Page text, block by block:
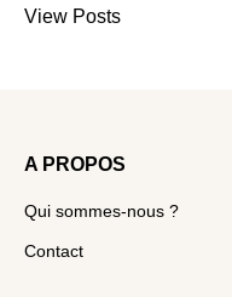
View Posts
A PROPOS
Qui sommes-nous ?
Contact